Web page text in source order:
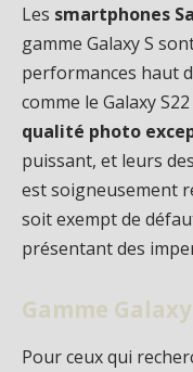
Les smartphones
gamme Galaxy S
performances haut
comme le Galaxy
qualité photo
puissant, et leurs
est soigneusement
soit exempt de
présentant des
Gamme
Pour ceux qui